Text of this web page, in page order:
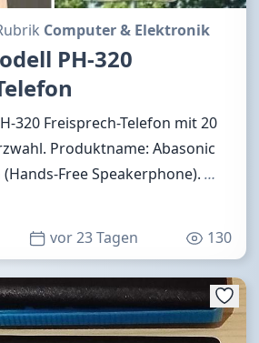
Computer & Elektronik
PH-320
320 Freisprech-Telefon mit 20
Produktname: Abasonic
Free Speakerphone). …
vor 23 Tagen 130